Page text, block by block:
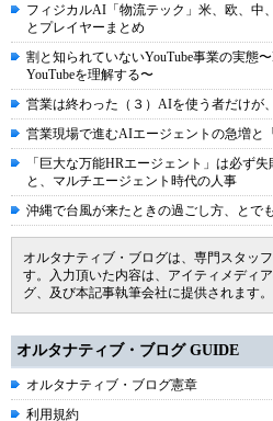
フィジカルAI「物流テック」米、欧、中
とプレイヤーまとめ
割と知られていないYouTube事業の実態
YouTubeを理解する〜
営業は終わった（３）AIを使う者だけが
営業現場で進むAIエージェントの急増と
「巨大な万能HRエージェント」は必ず
と、マルチエージェント時代の人事
沖縄で台風が来たときの過ごし方、とで
オルタナティブ・ブログは、専門スタッ
す。入力頂いた内容は、アイティメディ
グ、及び本記事執筆会社に提供されます。
オルタナティブ・ブログ GUIDE
オルタナティブ・ブログ憲章
利用規約